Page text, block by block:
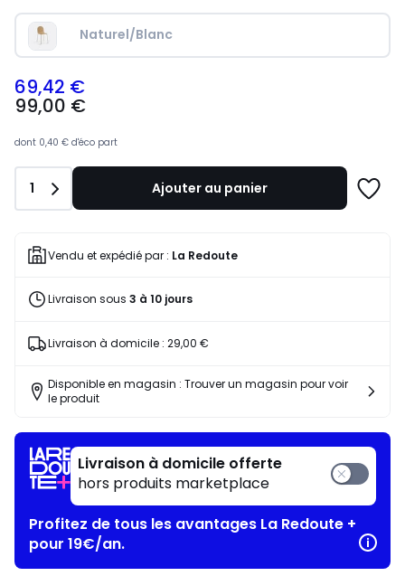
Naturel/Blanc
99,00
€
à
programme
pour
payer
place
69,42
69,42 €
99,00 €
dont 0,40 € d'éco part
Quantité
1 Ajouter au panier
Vendu et expédié par : La Redoute
Livraison sous 3 à 10 jours
Livraison à domicile : 29,00 €
Disponible en magasin : Trouver un magasin pour voir
le produit
Livraison à domicile offerte
hors produits marketplace
Profitez de tous les avantages La Redoute +
pour 19€/an.